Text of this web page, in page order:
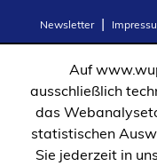
Newsletter
in
in
Auf
ausschließlich
das
statistischen
Sie jederzeit in